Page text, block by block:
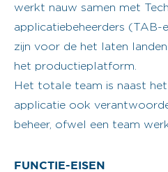
werkt nauw samen met
applicatiebeheerders (TAB-
zijn voor de het laten
het productieplatform.
Het totale team is naast
applicatie ook
beheer, ofwel een team
FUNCTIE-EISEN